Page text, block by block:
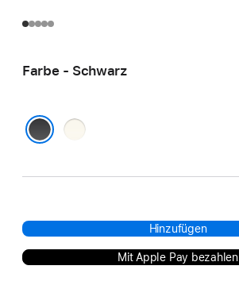
Farbe - Schwarz
Creme
Hinzufügen
Mit Apple Pay bezahlen